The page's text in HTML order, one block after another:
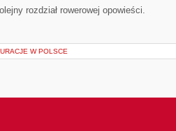
rozdział rowerowej opowieści.
W POLSCE